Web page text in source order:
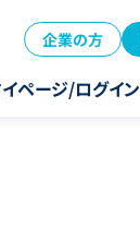
企業の方
ページ/ログイン